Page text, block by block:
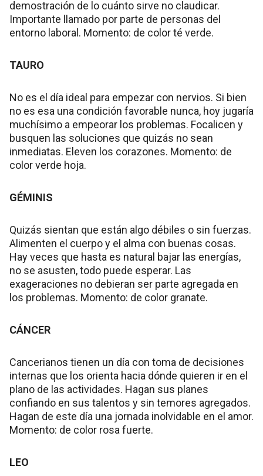
demostración de lo cuánto sirve no claudicar.
Importante llamado por parte de personas del
entorno laboral. Momento: de color té verde.
TAURO
No es el día ideal para empezar con nervios. Si bien
no es esa una condición favorable nunca, hoy jugaría
muchísimo a empeorar los problemas. Focalicen y
busquen las soluciones que quizás no sean
inmediatas. Eleven los corazones. Momento: de
color verde hoja.
GÉMINIS
Quizás sientan que están algo débiles o sin fuerzas.
Alimenten el cuerpo y el alma con buenas cosas.
Hay veces que hasta es natural bajar las energías,
no se asusten, todo puede esperar. Las
exageraciones no debieran ser parte agregada en
los problemas. Momento: de color granate.
CÁNCER
Cancerianos tienen un día con toma de decisiones
internas que los orienta hacia dónde quieren ir en el
plano de las actividades. Hagan sus planes
confiando en sus talentos y sin temores agregados.
Hagan de este día una jornada inolvidable en el amor.
Momento: de color rosa fuerte.
LEO